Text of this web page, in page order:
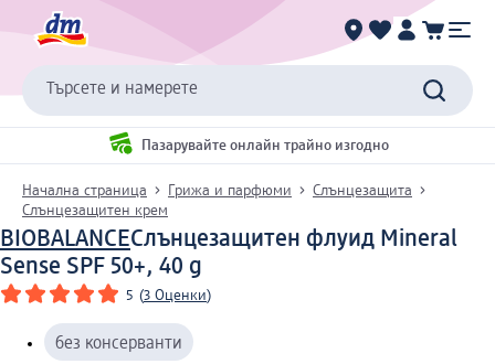
Търсете и намерете
Пазарувайте онлайн трайно изгодно
Начална страница Грижа и парфюми
Слънцезащита
Слънцезащитен крем
BIOBALANCEСлънцезащитен флуид Mineral
Sense SPF 50+, 40 g
5 (3 Оценки)
без консерванти